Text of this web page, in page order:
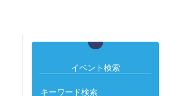
イベント検索
キーワード検索